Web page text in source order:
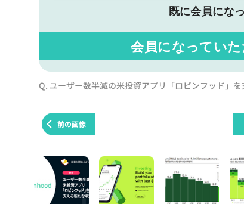
既に会員にな
会員になっていた
Q. ユーザー数半減の米投資アプリ「ロビンフッド」
前の画像